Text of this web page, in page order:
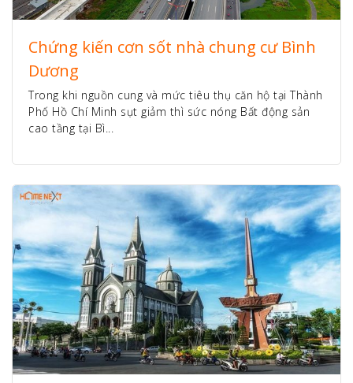
Chứng kiến cơn sốt nhà chung cư Bình
Dương
Trong khi nguồn cung và mức tiêu thụ căn hộ tại Thành
Phố Hồ Chí Minh sụt giảm thì sức nóng Bất động sản
cao tầng tại Bì...